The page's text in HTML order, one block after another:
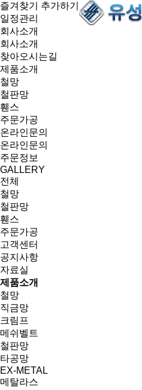
즐겨찾기 추가하기
일정관리
회사소개
회사소개
찾아오시는길
제품소개
철망
철판망
휀스
주문가공
온라인문의
온라인문의
주문정보
GALLERY
전체
철망
철판망
휀스
주문가공
고객센터
공지사항
자료실
제품소개
철망
직금망
크림프
메쉬벨트
철판망
타공망
EX-METAL
메탈라스